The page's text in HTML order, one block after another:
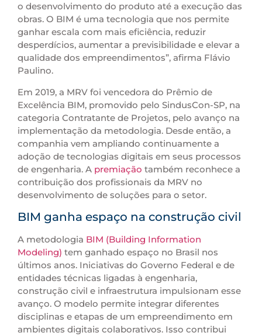
o desenvolvimento do produto até a execução das
obras. O BIM é uma tecnologia que nos permite
ganhar escala com mais eficiência, reduzir
desperdícios, aumentar a previsibilidade e elevar a
qualidade dos empreendimentos”, afirma Flávio
Paulino.
Em 2019, a MRV foi vencedora do Prêmio de
Excelência BIM, promovido pelo SindusCon-SP, na
categoria Contratante de Projetos, pelo avanço na
implementação da metodologia. Desde então, a
companhia vem ampliando continuamente a
adoção de tecnologias digitais em seus processos
de engenharia. A premiação também reconhece a
contribuição dos profissionais da MRV no
desenvolvimento de soluções para o setor.
BIM ganha espaço na construção civil
A metodologia BIM (Building Information
Modeling) tem ganhado espaço no Brasil nos
últimos anos. Iniciativas do Governo Federal e de
entidades técnicas ligadas à engenharia,
construção civil e infraestrutura impulsionam esse
avanço. O modelo permite integrar diferentes
disciplinas e etapas de um empreendimento em
ambientes digitais colaborativos. Isso contribui